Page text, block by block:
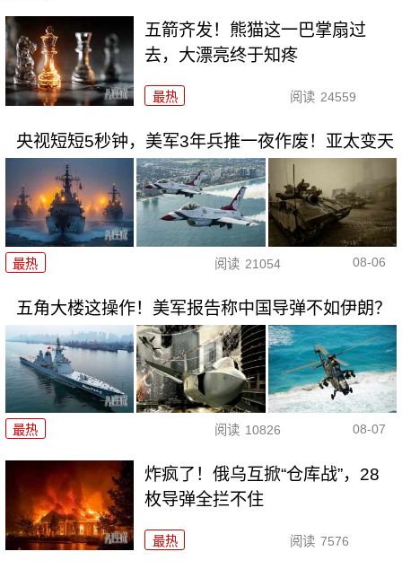
五箭齐发！熊猫这一巴掌扇过
去，大漂亮终于知疼
最热 阅读 24559
央视短短5秒钟，美军3年兵推一夜作废！亚太变天
最热 阅读 21054 08-06
五角大楼这操作！美军报告称中国导弹不如伊朗？
最热 阅读 10826 08-07
炸疯了！俄乌互掀“仓库战”，28
枚导弹全拦不住
最热 阅读 7576